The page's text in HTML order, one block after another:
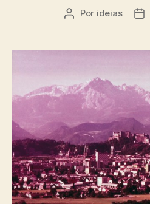
Autor
Por ideias